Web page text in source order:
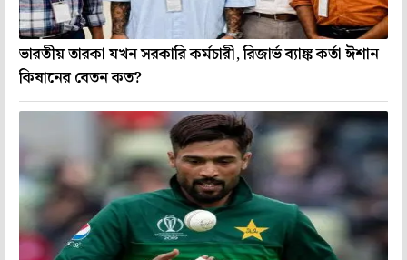
ভারতীয় তারকা যখন সরকারি কর্মচারী, রিজার্ভ ব্যাঙ্ক কর্তা ঈশান
কিষানের বেতন কত?